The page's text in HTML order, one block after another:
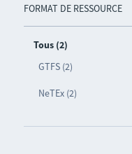
FORMAT DE RESSOURCE
Tous (2)
GTFS (2)
NeTEx (2)